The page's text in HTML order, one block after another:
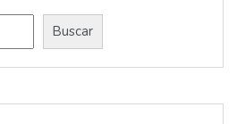
Buscar